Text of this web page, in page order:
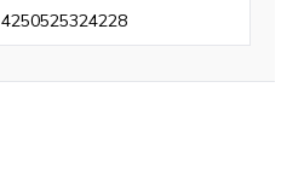
4250525324228